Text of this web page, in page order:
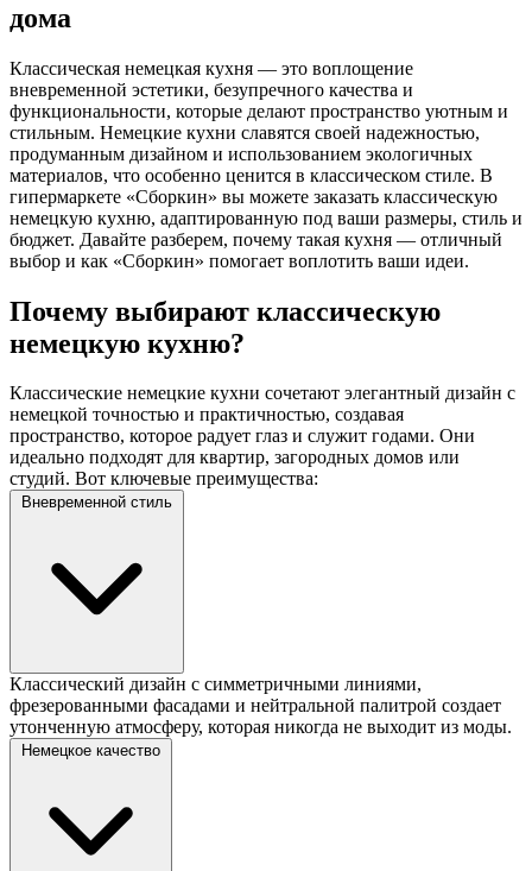
дома
Классическая немецкая кухня — это воплощение
вневременной эстетики, безупречного качества и
функциональности, которые делают пространство уютным и
стильным. Немецкие кухни славятся своей надежностью,
продуманным дизайном и использованием экологичных
материалов, что особенно ценится в классическом стиле. В
гипермаркете «Сборкин» вы можете заказать классическую
немецкую кухню, адаптированную под ваши размеры, стиль и
бюджет. Давайте разберем, почему такая кухня — отличный
выбор и как «Сборкин» помогает воплотить ваши идеи.
Почему выбирают классическую
немецкую кухню?
Классические немецкие кухни сочетают элегантный дизайн с
немецкой точностью и практичностью, создавая
пространство, которое радует глаз и служит годами. Они
идеально подходят для квартир, загородных домов или
студий. Вот ключевые преимущества:
Вневременной стиль
Классический дизайн с симметричными линиями,
фрезерованными фасадами и нейтральной палитрой создает
утонченную атмосферу, которая никогда не выходит из моды.
Немецкое качество